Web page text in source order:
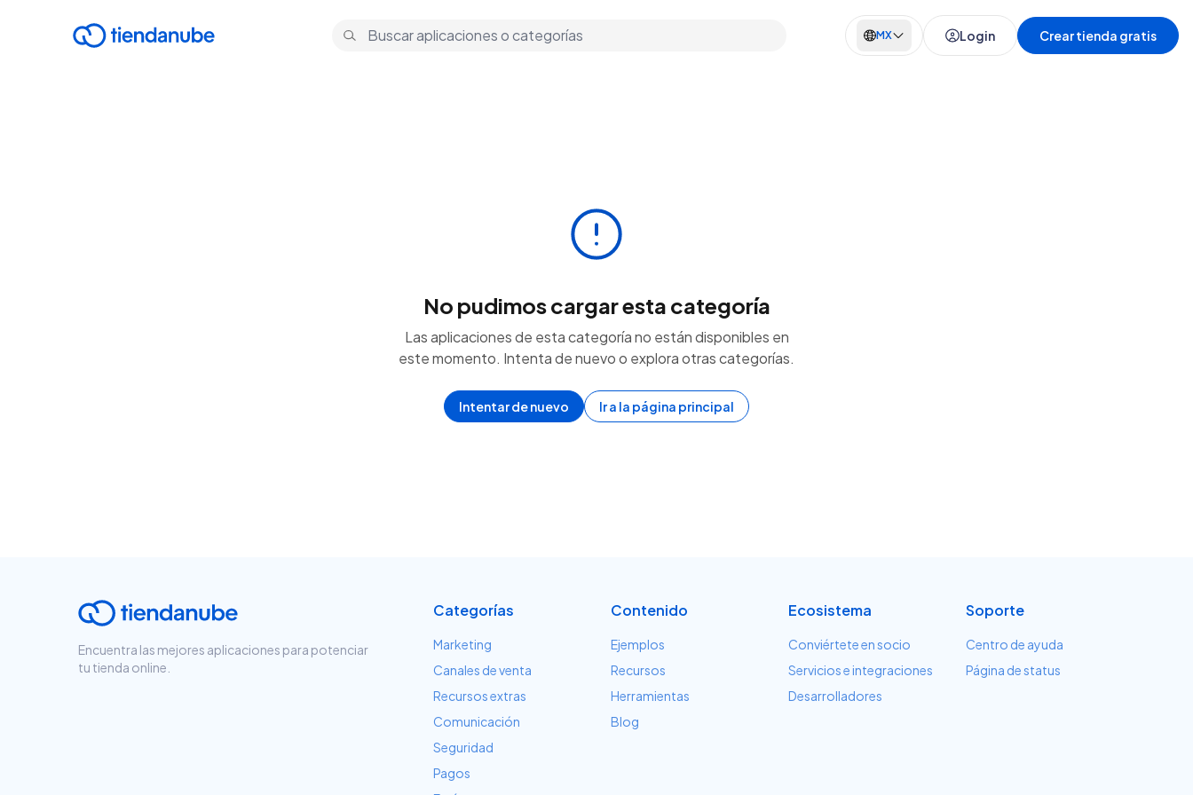
MX Login Crear tienda gratis
No pudimos cargar esta categoría
Las aplicaciones de esta categoría no están disponibles en
este momento. Intenta de nuevo o explora otras categorías.
Intentar de nuevo Ir a la página principal
Encuentra las mejores aplicaciones para potenciar
tu tienda online.
Categorías
Marketing
Canales de venta
Recursos extras
Comunicación
Seguridad
Pagos
Contenido
Ejemplos
Recursos
Herramientas
Blog
Ecosistema
Conviértete en socio
Servicios e integraciones
Desarrolladores
Soporte
Centro de ayuda
Página de status